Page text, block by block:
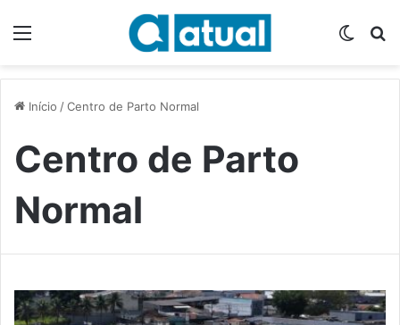
Início /Centro de Parto Normal
Centro de Parto
Normal